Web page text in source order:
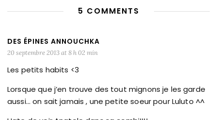
5 COMMENTS
DES ÉPINES ANNOUCHKA
20 septembre 2013 at 8 h 02 min
Les petits habits <3
Lorsque que j’en trouve des tout mignons je les garde
aussi… on sait jamais , une petite soeur pour Luluto ^^